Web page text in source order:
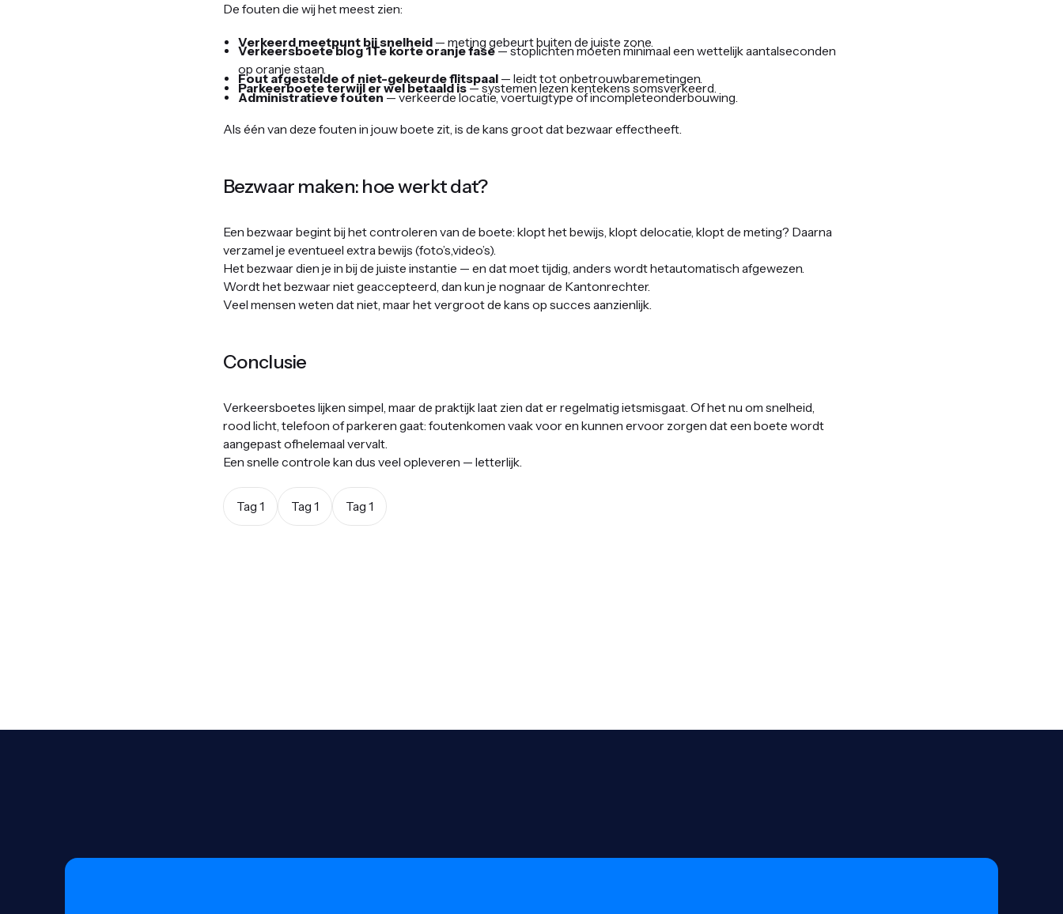
De fouten die wij het meest zien:
Verkeerd meetpunt bij snelheid — meting gebeurt buiten de juiste zone.
Verkeersboete blog 1Te korte oranje fase— stoplichten moeten minimaal een wettelijk aantalseconden
op oranje staan.
Fout afgestelde of niet-gekeurde flitspaal — leidt tot onbetrouwbaremetingen.
Parkeerboete terwijl er wel betaald is— systemen lezen kentekens somsverkeerd.
Administratieve fouten— verkeerde locatie, voertuigtype of incompleteonderbouwing.
Als één van deze fouten in jouw boete zit, is de kans groot dat bezwaar effectheeft.
Bezwaar maken: hoe werkt dat?
Een bezwaar begint bij het controleren van de boete: klopt het bewijs, klopt delocatie, klopt de meting? Daarna
verzamel je eventueel extra bewijs (foto’s,video’s).
Het bezwaar dien je in bij de juiste instantie — en dat moet tijdig, anders wordt hetautomatisch afgewezen.
Wordt het bezwaar niet geaccepteerd, dan kun je nognaar de Kantonrechter.
Veel mensen weten dat niet, maar het vergroot de kans op succes aanzienlijk.
Conclusie
Verkeersboetes lijken simpel, maar de praktijk laat zien dat er regelmatig ietsmisgaat. Of het nu om snelheid,
rood licht, telefoon of parkeren gaat: foutenkomen vaak voor en kunnen ervoor zorgen dat een boete wordt
aangepast ofhelemaal vervalt.
Een snelle controle kan dus veel opleveren — letterlijk.
Tag 1 Tag 1 Tag 1